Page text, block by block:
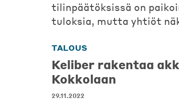
tilinpäätöksissä on
tuloksia, mutta yhtiöt
TALOUS
Keliber rakentaa
Kokkolaan
29.11.2022